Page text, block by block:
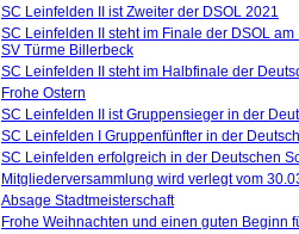
SC Leinfelden II ist Zweiter der DSOL 2021
SC Leinfelden II steht im Finale der DSOL
SV Türme Billerbeck
SC Leinfelden II steht im Halbfinale der
Frohe Ostern
SC Leinfelden II ist Gruppensieger in der
SC Leinfelden I Gruppenfünfter in der
SC Leinfelden erfolgreich in der Deutschen
Mitgliederversammlung wird verlegt vom
Absage Stadtmeisterschaft
Frohe Weihnachten und einen guten Beginn